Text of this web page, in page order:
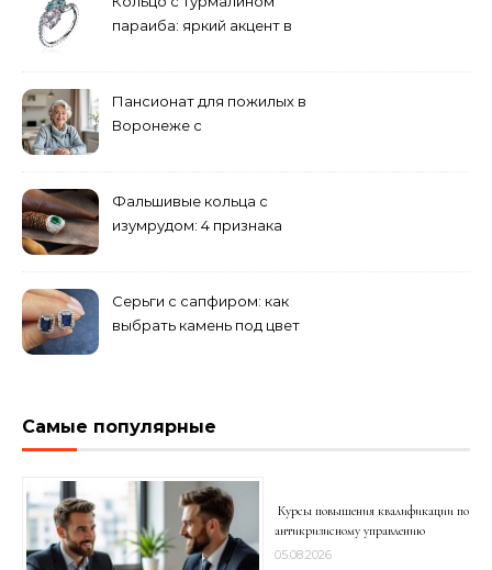
параиба: яркий акцент в
Пансионат для пожилых в
Воронеже с
Фальшивые кольца с
изумрудом: 4 признака
Серьги с сапфиром: как
выбрать камень под цвет
Самые популярные
Курсы повышения квалификации по
антикризисному управлению
05.08.2026